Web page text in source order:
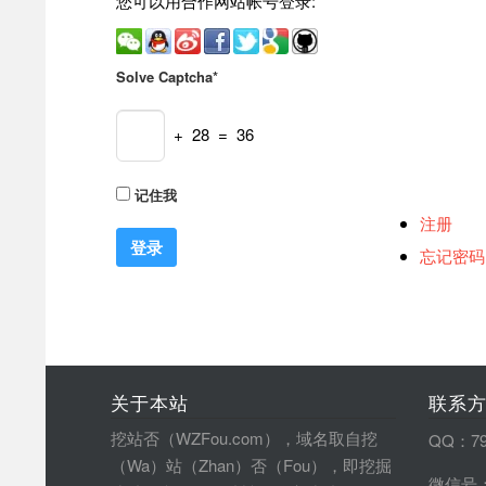
Solve Captcha*
+ 28 = 36
记住我
注册
忘记密码
关于本站
挖站否（WZFou.com），域名取自挖
（Wa）站（Zhan）否（Fou），即挖掘
联系
QQ：